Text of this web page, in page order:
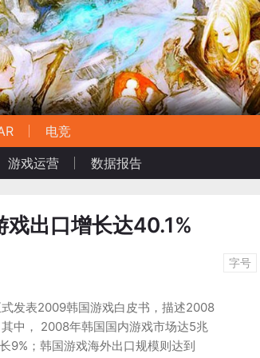
电竞
游戏运营 数据报告
出口增长达40.1%
字号
发表2009韩国游戏白皮书，描述2008
中， 2008年韩国国内游戏市场达5兆
9%；韩国游戏海外出口规模则达到